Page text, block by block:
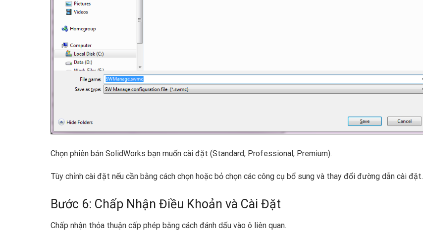
Chọn phiên bản SolidWorks bạn muốn cài đặt (Standard, Professional, Premium).
Tùy chỉnh cài đặt nếu cần bằng cách chọn hoặc bỏ chọn các công cụ bổ sung và thay đổi đường dẫn cài đặt.
Bước 6: Chấp Nhận Điều Khoản và Cài Đặt
Chấp nhận thỏa thuận cấp phép bằng cách đánh dấu vào ô liên quan.